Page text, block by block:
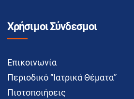
Χρήσιμοι Σύνδεσμοι
Επικοινωνία
Περιοδικό “Ιατρικά Θέματα”
Πιστοποιήσεις